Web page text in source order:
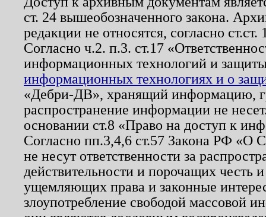
ст. 24 вышеобозначенного закона.
редакции не относятся, согласно
Согласно ч.2. п.3. ст.17
информационных технологий и
информационных технологиях и о
«Дебри-ДВ», хранящий информацию,
распространение информации не
основании ст.8 «Право на доступ к
Согласно пп.3,4,6 ст.57 Закона РФ «О
не несут ответственности за
действительности и порочащих честь
ущемляющих права и законные
злоупотребление свободой массовой